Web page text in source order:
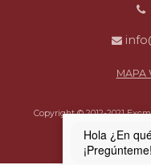
MAPA
Copyright © 2012-2021